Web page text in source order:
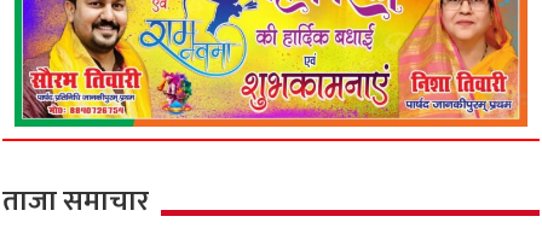
ताजा समाचार